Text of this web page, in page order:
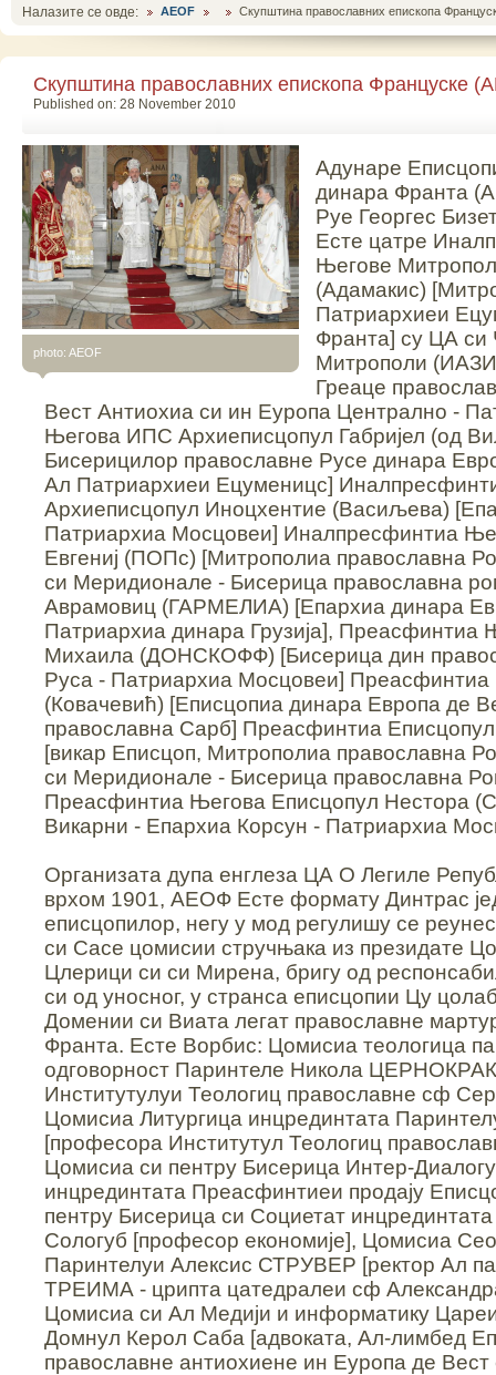
Налазите се овде: AEOF Скупштина православних епископа
Скупштина православних епископа Француске
Published on: 28 November 2010
photo: AEOF
Адунаре
динара Франта
Руе Георгес
Есте цатре
Његове
(Адамакис)
Патриархиеи
Франта] су ЦА
Митрополи
Греаце
Вест Антиохиа си ин Еуропа Централно -
Његова ИПС Архиеписцопул Габријел (од
Бисерицилор православне Русе динара
Ал Патриархиеи Ецуменицс]
Архиеписцопул Иноцхентие (Васиљева)
Патриархиа Мосцовеи] Иналпресфинтиа
Евгениј (ПОПс) [Митрополиа православна
си Меридионале - Бисерица православна
Аврамовиц (ГАРМЕЛИА) [Епархиа динара
Патриархиа динара Грузија], Преасфинтиа
Михаила (ДОНСКОФФ) [Бисерица дин
Руса - Патриархиа Мосцовеи] Преасфинтиа
(Ковачевић) [Еписцопиа динара Европа де
православна Сарб] Преасфинтиа
[викар Еписцоп, Митрополиа православна
си Меридионале - Бисерица православна
Преасфинтиа Његова Еписцопул Нестора
Викарни - Епархиа Корсун - Патриархиа
Организата дупа енглеза ЦА О Легиле
врхом 1901, АЕОФ Есте формату Динтрас
еписцопилор, негу у мод регулишу се
си Сасе цомисии стручњака из президате
Цлерици си си Мирена, бригу од
си од уносног, у странса еписцопии Цу
Домении си Виата легат православне
Франта. Есте Ворбис: Цомисиа теологица
одговорност Паринтеле Никола
Институтулуи Теологиц православне сф
Цомисиа Литургица инцрединтата
[професора Институтул Теологиц
Цомисиа си пентру Бисерица Интер-
инцрединтата Преасфинтиеи продају
пентру Бисерица си Социетат
Сологуб [професор економије], Цомисиа
Паринтелуи Алексис СТРУВЕР [ректор Ал
ТРЕИМА - црипта цатедралеи сф
Цомисиа си Ал Медији и информатику
Домнул Керол Саба [адвоката, Ал-лимбед
православне антиохиене ин Еуропа де